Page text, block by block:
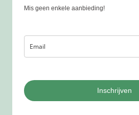
Mis geen enkele aanbieding!
Inschrijven